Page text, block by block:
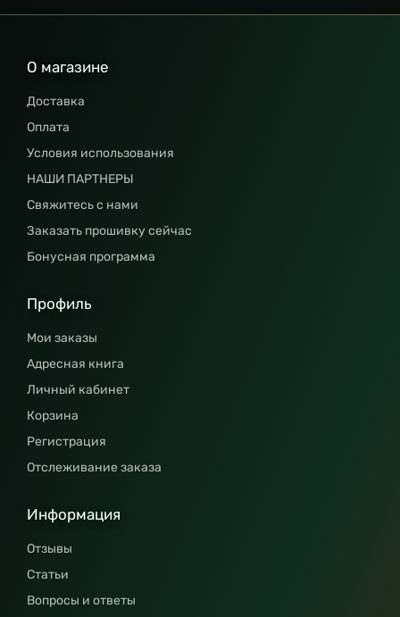
О магазине
Доставка
Оплата
Условия использования
НАШИ ПАРТНЕРЫ
Свяжитесь с нами
Заказать прошивку сейчас
Бонусная программа
Профиль
Мои заказы
Адресная книга
Личный кабинет
Корзина
Регистрация
Отслеживание заказа
Информация
Отзывы
Статьи
Вопросы и ответы